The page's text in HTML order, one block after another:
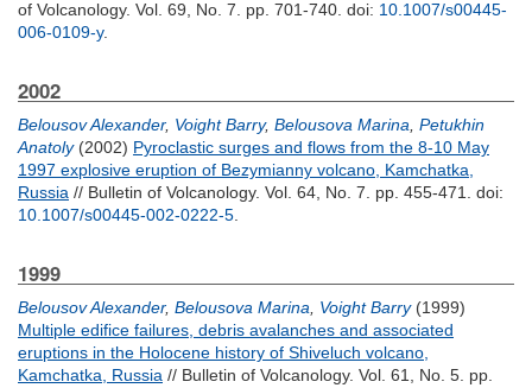
of Volcanology. Vol. 69, No. 7. pp. 701-740. doi: 10.1007/s00445-
006-0109-y.
2002
Belousov Alexander, Voight Barry, Belousova Marina Petukhin
Anatoly(2002) Pyroclastic surges and flows from the 8-10 May
1997 explosive eruption of Bezymianny volcano, Kamchatka,
Russia // Bulletin of Volcanology. Vol. 64, No. 7. pp. 455-471. doi:
10.1007/s00445-002-0222-5
1999
Belousov Alexander, Belousova Marina Voight Barry(1999)
Multiple edifice failures, debris avalanches and associated
eruptions in the Holocene history of Shiveluch volcano,
Kamchatka, Russia // Bulletin of Volcanology. Vol. 61, No. 5. pp.